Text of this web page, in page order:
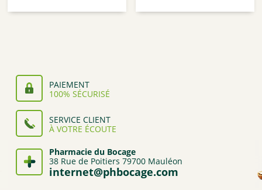
prix :
prix :
PAIEMENT
100% SÉCURISÉ
SERVICE CLIENT
À VOTRE ÉCOUTE
Pharmacie du Bocage
38 Rue de Poitiers 79700 Mauléon
internet@phbocage.com